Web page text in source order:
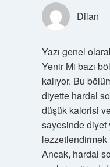
Dilan
Yazı genel
Yenir Mi bazı
kalıyor. Bu
diyette hardal
düşük kalorisi
sayesinde diyet
Ancak, hardal